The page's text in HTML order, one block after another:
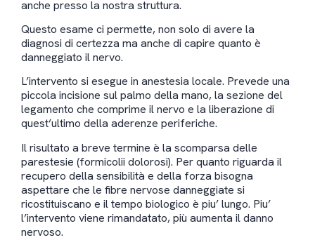
anche presso la nostra struttura.
Questo esame ci permette, non solo di avere la
diagnosi di certezza ma anche di capire quanto è
danneggiato il nervo.
L’intervento si esegue in anestesia locale. Prevede una
piccola incisione sul palmo della mano, la sezione del
legamento che comprime il nervo e la liberazione di
quest’ultimo della aderenze periferiche.
Il risultato a breve termine è la scomparsa delle
parestesie (formicolii dolorosi). Per quanto riguarda il
recupero della sensibilità e della forza bisogna
aspettare che le fibre nervose danneggiate si
ricostituiscano e il tempo biologico è piu’ lungo. Piu’
l’intervento viene rimandatato, più aumenta il danno
nervoso.